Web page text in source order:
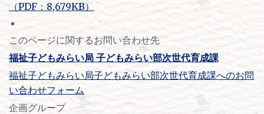
（PDF：8,679KB）
このページに関するお問い合わせ先
福祉子どもみらい局 子どもみらい部次世代育成課
福祉子どもみらい局子どもみらい部次世代育成課へのお問
い合わせフォーム
企画グループ